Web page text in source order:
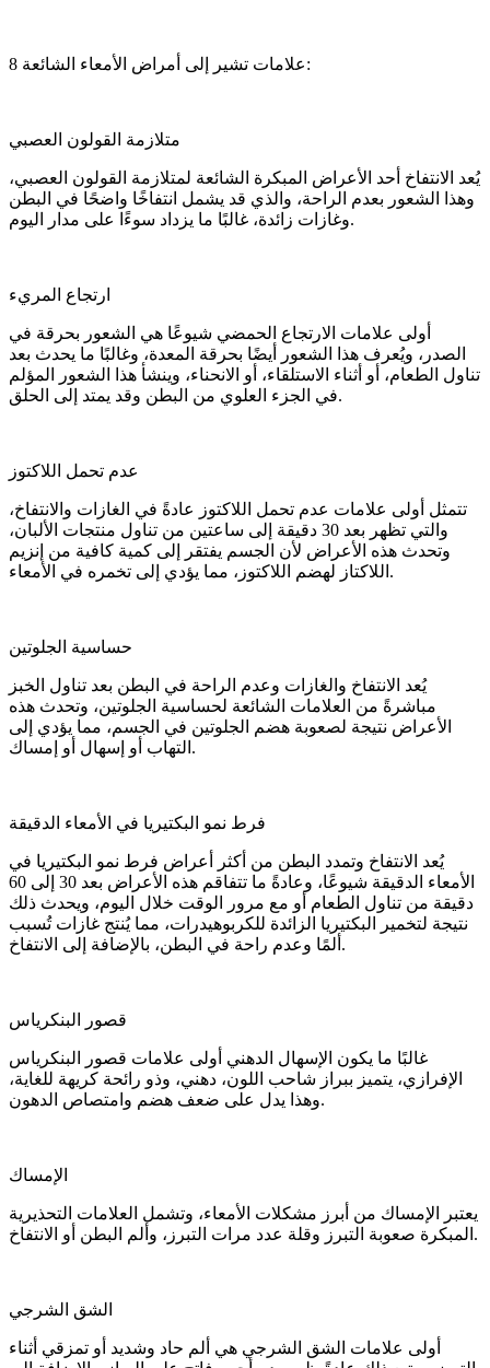
8 علامات تشير إلى أمراض الأمعاء الشائعة:
متلازمة القولون العصبي
يُعد الانتفاخ أحد الأعراض المبكرة الشائعة لمتلازمة القولون العصبي،
وهذا الشعور بعدم الراحة، والذي قد يشمل انتفاخًا واضحًا في البطن
وغازات زائدة، غالبًا ما يزداد سوءًا على مدار اليوم.
ارتجاع المريء
أولى علامات الارتجاع الحمضي شيوعًا هي الشعور بحرقة في
الصدر، ويُعرف هذا الشعور أيضًا بحرقة المعدة، وغالبًا ما يحدث بعد
تناول الطعام، أو أثناء الاستلقاء، أو الانحناء، وينشأ هذا الشعور المؤلم
في الجزء العلوي من البطن وقد يمتد إلى الحلق.
عدم تحمل اللاكتوز
تتمثل أولى علامات عدم تحمل اللاكتوز عادةً في الغازات والانتفاخ،
والتي تظهر بعد 30 دقيقة إلى ساعتين من تناول منتجات الألبان،
وتحدث هذه الأعراض لأن الجسم يفتقر إلى كمية كافية من إنزيم
اللاكتاز لهضم اللاكتوز، مما يؤدي إلى تخمره في الأمعاء.
حساسية الجلوتين
يُعد الانتفاخ والغازات وعدم الراحة في البطن بعد تناول الخبز
مباشرةً من العلامات الشائعة لحساسية الجلوتين، وتحدث هذه
الأعراض نتيجة لصعوبة هضم الجلوتين في الجسم، مما يؤدي إلى
التهاب أو إسهال أو إمساك.
فرط نمو البكتيريا في الأمعاء الدقيقة
يُعد الانتفاخ وتمدد البطن من أكثر أعراض فرط نمو البكتيريا في
الأمعاء الدقيقة شيوعًا، وعادةً ما تتفاقم هذه الأعراض بعد 30 إلى 60
دقيقة من تناول الطعام أو مع مرور الوقت خلال اليوم، ويحدث ذلك
نتيجة لتخمير البكتيريا الزائدة للكربوهيدرات، مما يُنتج غازات تُسبب
ألمًا وعدم راحة في البطن، بالإضافة إلى الانتفاخ.
قصور البنكرياس
غالبًا ما يكون الإسهال الدهني أولى علامات قصور البنكرياس
الإفرازي، يتميز ببراز شاحب اللون، دهني، وذو رائحة كريهة للغاية،
وهذا يدل على ضعف هضم وامتصاص الدهون.
الإمساك
يعتبر الإمساك من أبرز مشكلات الأمعاء، وتشمل العلامات التحذيرية
المبكرة صعوبة التبرز وقلة عدد مرات التبرز، وألم البطن أو الانتفاخ.
الشق الشرجي
أولى علامات الشق الشرجي هي ألم حاد وشديد أو تمزقي أثناء